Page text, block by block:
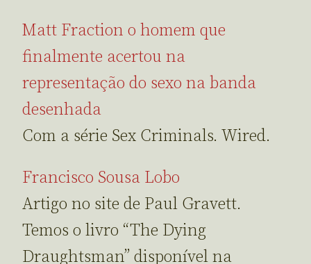
Matt Fraction o homem que
finalmente acertou na
representação do sexo na banda
desenhada
Com a série Sex Criminals. Wired.
Francisco Sousa Lobo
Artigo no site de Paul Gravett.
Temos o livro “The Dying
Draughtsman” disponível na